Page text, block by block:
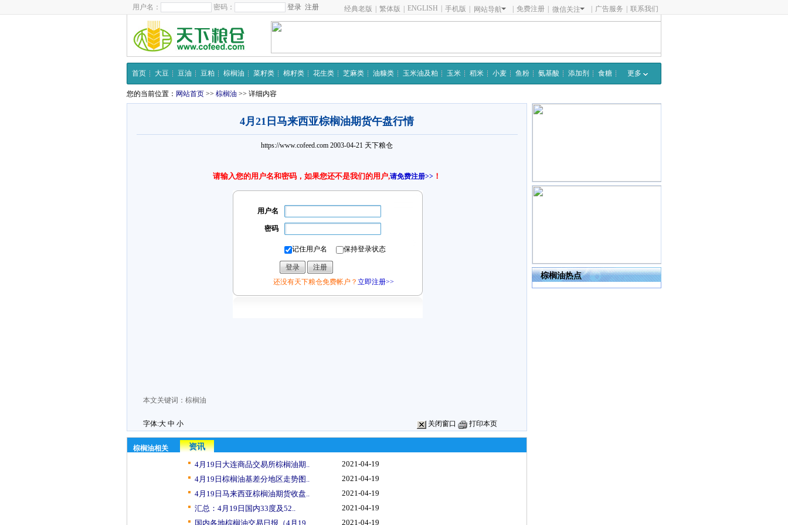
用户名： 密码： 注册 经典老版 繁体版 ENGLISH 手机版 网站导航 免费注册 微信关注 广告服务 联系我们
首页 大豆 豆油 豆粕 棕榈油 菜籽类 棉籽类 花生类 芝麻类 油糠类 玉米油及粕 玉米 稻米 小麦 鱼粉 氨基酸 添加剂 食糖 更多
您的当前位置： 网站首页 >> 棕榈油 >> 详细内容
4月21日马来西亚棕榈油期货午盘行情
https://www.cofeed.com 2003-04-21 天下粮仓
请输入您的用户名和密码，如果您还不是我们的用户,请免费注册>> ！
用户名
密码
记住用户名 保持登录状态
还没有天下粮仓免费帐户？ 立即注册>>
本文关键词： 棕榈油
字体:大 中 小 关闭窗口 打印本页
棕榈油相关
资讯
4月19日大连商品交易所棕榈油期..
2021-04-19
4月19日棕榈油基差分地区走势图..
2021-04-19
4月19日马来西亚棕榈油期货收盘..
2021-04-19
汇总：4月19日国内33度及52..
2021-04-19
国内各地棕榈油交易日报（4月19..
2021-04-19
棕榈油热点